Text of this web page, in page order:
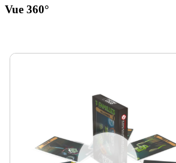
Vue 360°